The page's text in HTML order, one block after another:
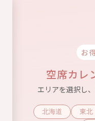
お
空席カレ
エリアを選択し
北海道 東北